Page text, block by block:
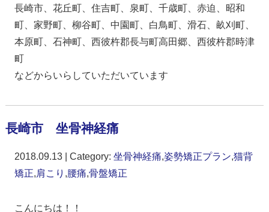
長崎市、花丘町、住吉町、泉町、千歳町、赤迫、昭和
町、家野町、柳谷町、中園町、白鳥町、滑石、畝刈町、
本原町、石神町、西彼杵郡長与町高田郷、西彼杵郡時津
町
などからいらしていただいています
長崎市 坐骨神経痛
2018.09.13 | Category: 坐骨神経痛,姿勢矯正プラン,猫背
矯正,肩こり ,腰痛,骨盤矯正
こんにちは！！